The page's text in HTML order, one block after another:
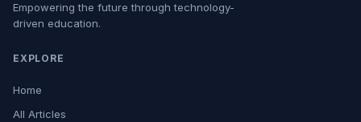
Empowering the future through technology-
driven education.
EXPLORE
Home
All Articles